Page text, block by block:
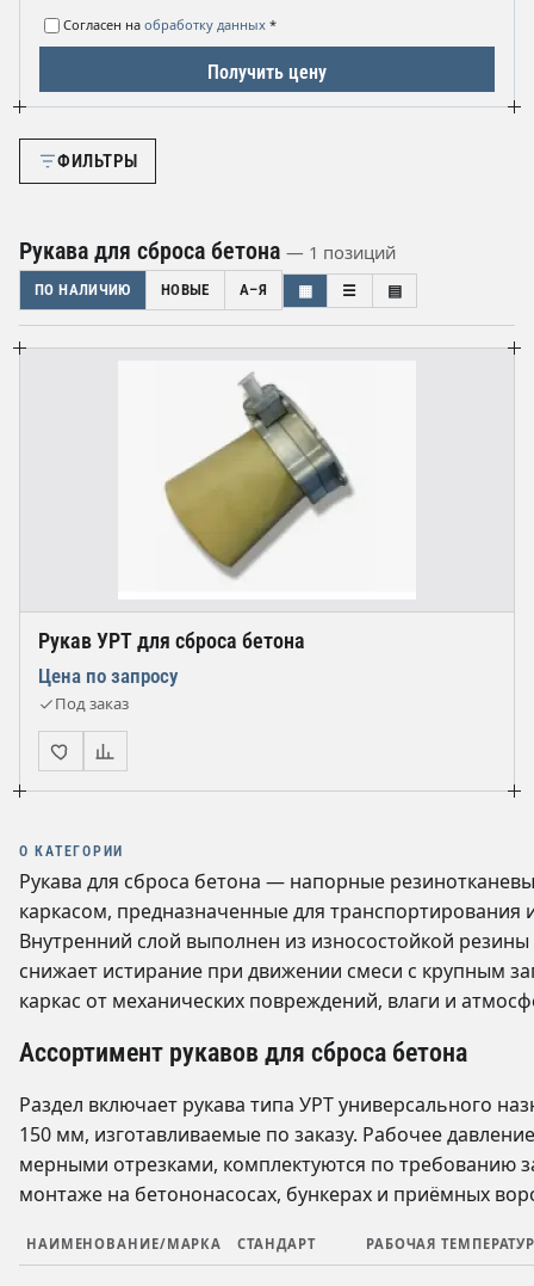
Согласен на обработку данных *
Получить цену
ФИЛЬТРЫ
Рукава для сброса бетона — 1 позиций
ПО НАЛИЧИЮ НОВЫЕ А–Я ▦ ☰ ▤
Рукав УРТ для сброса бетона
Цена по запросу
Под заказ
О КАТЕГОРИИ
Рукава для сброса бетона — напорные
каркасом, предназначенные для
Внутренний слой выполнен из износостойкой
снижает истирание при движении смеси с крупным
каркас от механических повреждений, влаги и
Ассортимент рукавов для сброса бетона
Раздел включает рукава типа УРТ универсального
150 мм, изготавливаемые по заказу. Рабочее
мерными отрезками, комплектуются по требованию
монтаже на бетононасосах, бункерах и приёмных
НАИМЕНОВАНИЕ/МАРКА СТАНДАРТ РАБОЧАЯ